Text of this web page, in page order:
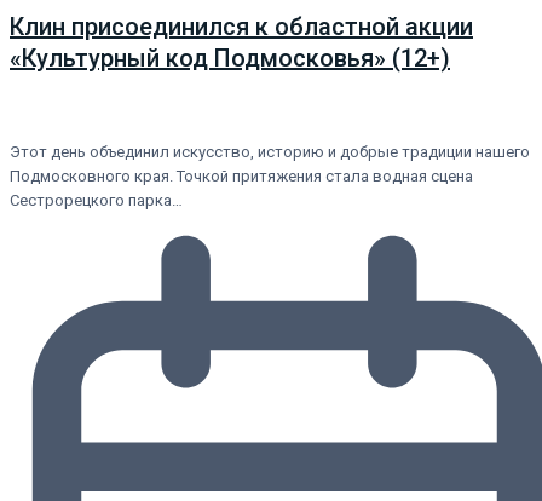
Клин присоединился к областной акции
«Культурный код Подмосковья» (12+)
Этот день объединил искусство, историю и добрые традиции нашего
Подмосковного края. Точкой притяжения стала водная сцена
Сестрорецкого парка…